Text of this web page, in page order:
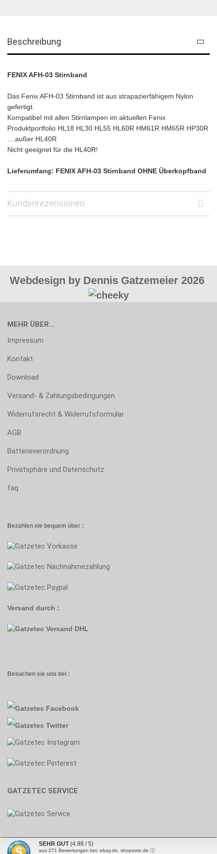
Beschreibung
FENIX AFH-03 Stirnband
Das Fenix AFH-03 Stirnband ist aus strapazierfähigem Nylon
gefertigt.
Kompatibel mit allen Stirnlampen im aktuellen Fenix
Produktportfolio HL18 HL30 HL55 HL60R HM61R HM65R HP30R
....außer HL40R
Nicht geeignet für die HL40R!
Lieferumfang: FENIX AFH-03 Stirnband OHNE Überkopfband
Kundenrezensionen
Webdesign by Dennis Gatzemeier 2026
MEHR ÜBER...
Impressum
Kontakt
Download
Versand- & Zahlungsbedingungen
Widerrufsrecht & Widerrufsformular
AGB
Batterieverordnung
Privatsphäre und Datenschutz
faq
Bezahlen sie bequem über :
Versand durch :
Besuchen sie uns bei :
GATZETEC SERVICE
SEHR GUT (4.98 / 5)
aus 271 Bewertungen bei: ebay.de, shopvote.de ⓘ